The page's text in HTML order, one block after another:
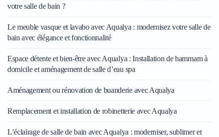
votre salle de bain ?
Le meuble vasque et lavabo avec Aqualya : modernisez votre salle de
bain avec élégance et fonctionnalité
Espace détente et bien-être avec Aqualya : Installation de hammam à
domicile et aménagement de salle d’eau spa
Aménagement ou rénovation de buanderie avec Aqualya
Remplacement et installation de robinetterie avec Aqualya
L’éclairage de salle de bain avec Aqualya : moderniser, sublimer et